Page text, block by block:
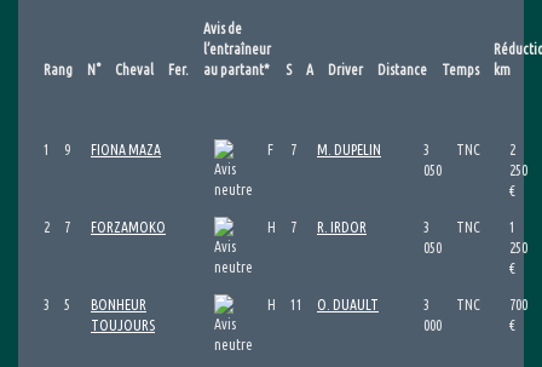
Rang N° Cheval Fer.
Avis de
l’entraîneur
au partant*
S A Driver Distance Temps
km
1 9 FIONA MAZA F 7 M. DUPELIN
3
050
TNC
2
250
€
2 7 FORZAMOKO H 7 R. IRDOR
3
050
TNC
1
250
€
3 5
BONHEUR
TOUJOURS
H 11 O. DUAULT
3
000
TNC
700
€